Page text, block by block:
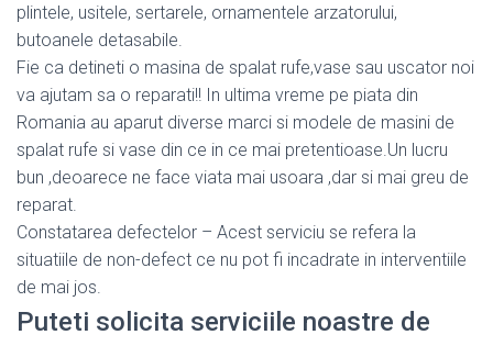
plintele, usitele, sertarele, ornamentele arzatorului,
butoanele detasabile.
Fie ca detineti o masina de spalat rufe,vase sau uscator noi
va ajutam sa o reparati!! In ultima vreme pe piata din
Romania au aparut diverse marci si modele de masini de
spalat rufe si vase din ce in ce mai pretentioase.Un lucru
bun ,deoarece ne face viata mai usoara ,dar si mai greu de
reparat.
Constatarea defectelor – Acest serviciu se refera la
situatiile de non-defect ce nu pot fi incadrate in interventiile
de mai jos.
Puteti solicita serviciile noastre de